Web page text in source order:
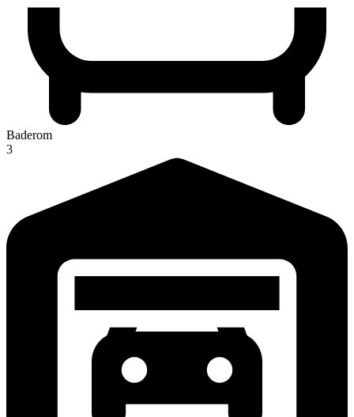
Baderom
3